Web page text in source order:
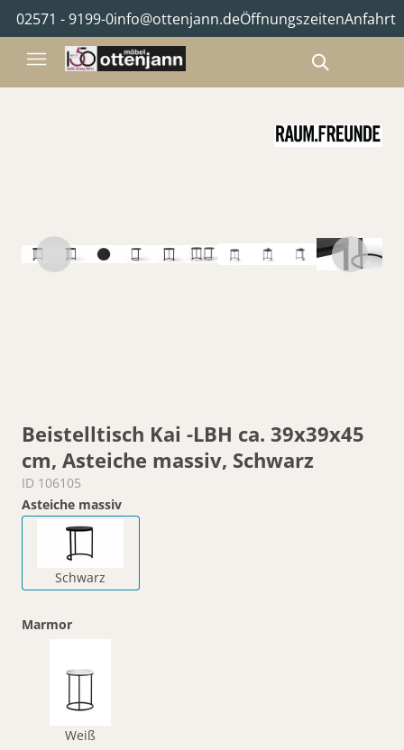
02571 - 9199-0info@ottenjann.deÖffnungszeitenAnfahrt
Beistelltisch Kai -LBH ca. 39x39x45
cm, Asteiche massiv, Schwarz
ID 106105
Asteiche massiv
Schwarz
Marmor
Weiß